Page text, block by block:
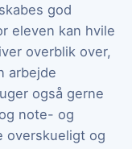
god
eleven kan hvile
overblik over,
arbejde
også gerne
note- og
overskueligt og